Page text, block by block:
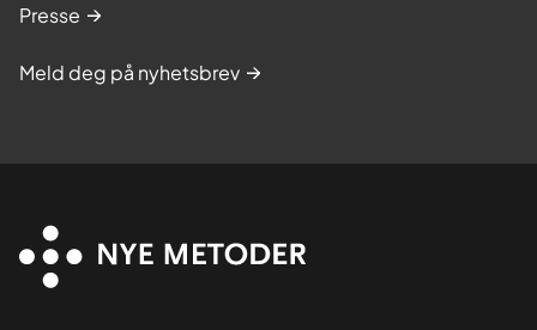
Presse
Meld deg på nyhetsbrev